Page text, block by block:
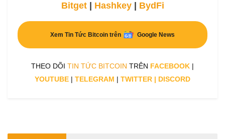
Bitget| Hashkey| BydFi
Xem Tin Tức Bitcoin trên Google News
THEO DÕI TIN TỨC BITCOIN TRÊN FACEBOOK |
YOUTUBE | TELEGRAM | TWITTER | DISCORD